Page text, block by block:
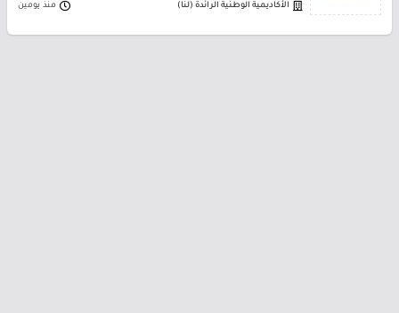
الأكاديمية الوطنية الرائدة (لنا) منذ يومين